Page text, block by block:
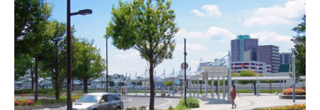
進化するPCとデバイスの未来
好きが集まる 比べて選べる
ビジネスと働き方のヒント
AI活用のいまが分かる